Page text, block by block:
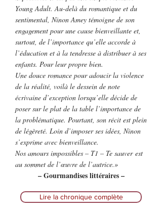
Young Adult. Au-delà du romantique et du
sentimental, Ninon Amey témoigne de son
engagement pour une cause bienveillante et,
surtout, de l’importance qu’elle accorde à
l’éducation et à la tendresse à distribuer à ses
enfants. Pour leur propre bien.
Une douce romance pour adoucir la violence
de la réalité, voilà le dessein de note
écrivaine d’exception lorsqu’elle décide de
poser sur le plat de la table l’importance de
la problématique. Pourtant, son récit est plein
de légèreté. Loin d’imposer ses idées, Ninon
s’exprime avec bienveillance.
Nos amours impossibles – T1 – Te sauver est
au sommet de l’œuvre de l’autrice.»
– Gourmandises littéraires –
Lire la chronique complète